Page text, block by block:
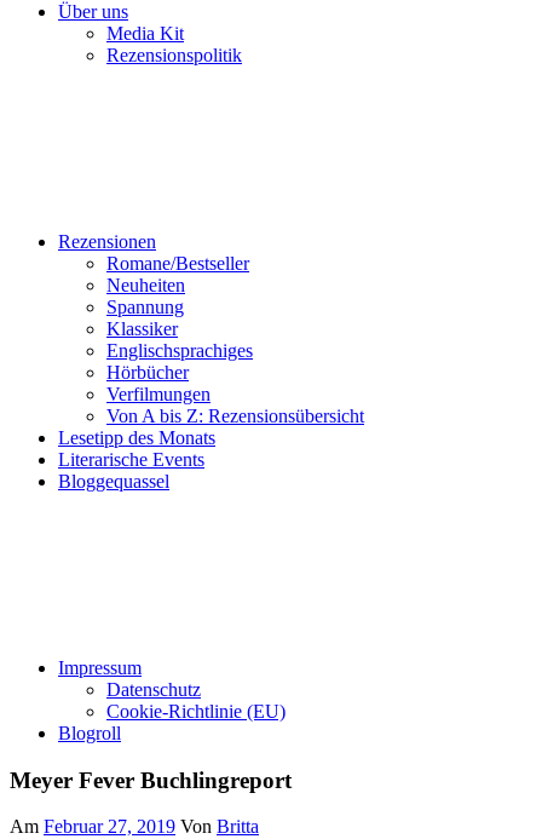
Über uns
Media Kit
Rezensionspolitik
Rezensionen
Romane/Bestseller
Neuheiten
Spannung
Klassiker
Englischsprachiges
Hörbücher
Verfilmungen
Von A bis Z: Rezensionsübersicht
Lesetipp des Monats
Literarische Events
Bloggequassel
Impressum
Datenschutz
Cookie-Richtlinie (EU)
Blogroll
Meyer Fever Buchlingreport
Am Februar 27, 2019 Von Britta